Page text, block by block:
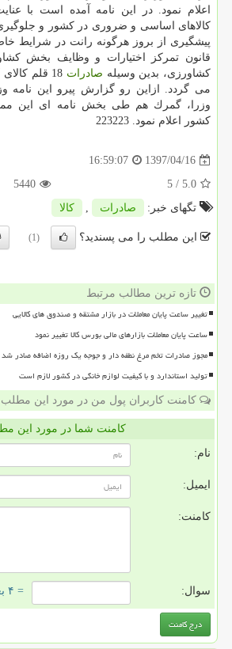
اعلام نمود. در این نامه آمده است با
كالاهای اساسی و ضروری در كشور و جلوگیری
پیشگیری از بروز هرگونه رانت در شرایط
قانون تمركز اختیارات و وظایف بخش
كشاورزی، بدین وسیله صادرات
18 قلم
می گردد. ازاین رو گزارش پیرو این نامه
وزرا، گمرك هم طی بخش نامه ای این
كشور اعلام نمود. 223223
1397/04/16
16:59:07
5.0
/ 5
5440
تگهای خبر:
صادرات , كالا
این مطلب را می پسندید؟ (1)
تازه ترین مطالب مرتبط
تغییر ساعت پایان معاملات در بازار مشتقه و صندوق های کالایی
ساعت پایان معاملات بازارهای مالی بورس کالا تغییر نمود
مجوز صادرات تخم مرغ نطفه دار و جوجه یک روزه اضافه صادر شد
تولید استاندارد و با کیفیت لوازم خانگی در کشور لازم است
کامنت کاربران پول من در مورد این مطلب
کامنت شما در مورد این
نام:
ایمیل:
کامنت:
سوال: = ۴ بعلاوه ۱